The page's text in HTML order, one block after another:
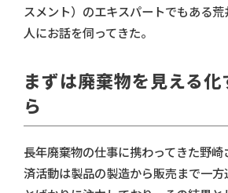
スメント）のエキスパートでもある
人にお話を伺ってきた。
まずは廃棄物を見える化
ら
長年廃棄物の仕事に携わってきた野
済活動は製品の製造から販売まで一方